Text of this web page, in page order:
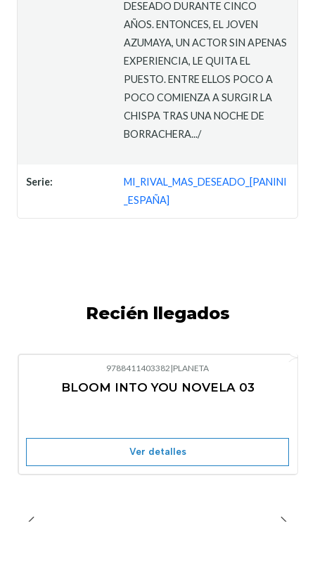
DESEADO DURANTE CINCO
AÑOS. ENTONCES, EL JOVEN
AZUMAYA, UN ACTOR SIN APENAS
EXPERIENCIA, LE QUITA EL
PUESTO. ENTRE ELLOS POCO A
POCO COMIENZA A SURGIR LA
CHISPA TRAS UNA NOCHE DE
BORRACHERA.../
Serie:
MI_RIVAL_MAS_DESEADO_[PANINI
_ESPAÑA]
Recién llegados
9788411403382 |PLANETA
BLOOM INTO YOU NOVELA 03
Ver detalles